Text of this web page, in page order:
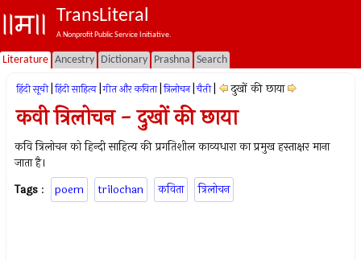
TransLiteral
A Nonprofit Public Service Initiative.
Literature Ancestry Dictionary Prashna Search
हिंदी सूची हिंदी साहित्य गीत और कविता त्रिलोचन चैती दुखों की छाया
कवी त्रिलोचन - दुखों की छाया
कवि त्रिलोचन को हिन्दी साहित्य की प्रगतिशील काव्यधारा का प्रमुख हस्ताक्षर माना
जाता है।
Tags : poem trilochan कविता त्रिलोचन